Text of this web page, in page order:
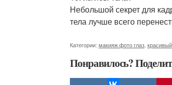
Небольшой секрет для
тела лучше всего
Категории: макияж фото глаз
Понравилось?